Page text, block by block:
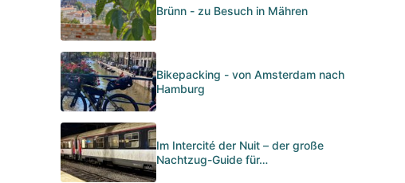
Brünn - zu Besuch in Mähren
Bikepacking - von Amsterdam nach
Hamburg
Im Intercité der Nuit – der große
Nachtzug-Guide für…